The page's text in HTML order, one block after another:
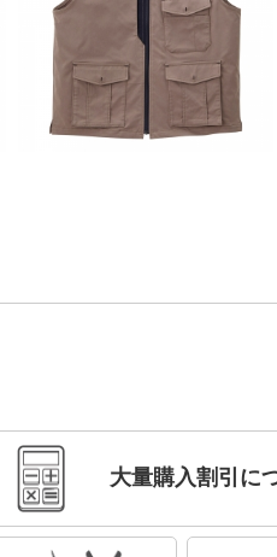
大量購入割引に